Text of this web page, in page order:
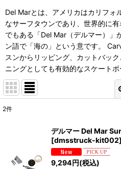
Del Marとは、アメリカはカリフォ
なサーフタウンであり、世界的に
でもある「Del Mar（デルマー）」
ン語で「海の」という意です。
スンからリッピング、カットバッ
ニングとしても有効的なスケートボ
2件
デルマー Del Mar
[dmsstruck-kit002]
9,294円(税込)